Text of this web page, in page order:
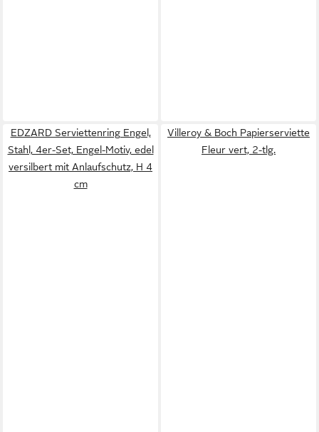
EDZARD Serviettenring Engel,
Stahl, 4er-Set, Engel-Motiv, edel
versilbert mit Anlaufschutz, H 4
cm
Villeroy & Boch Papierserviette
Fleur vert, 2-tlg.